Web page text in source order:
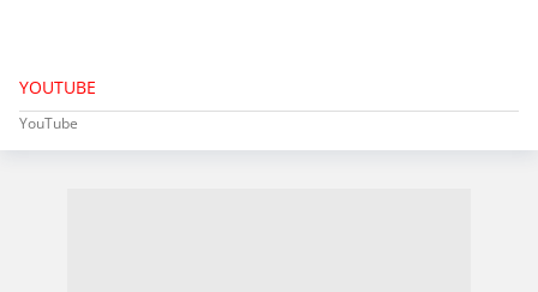
YOUTUBE
YouTube